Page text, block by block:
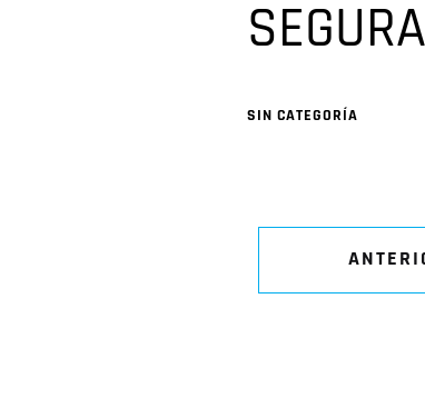
SIN CATEGORÍA